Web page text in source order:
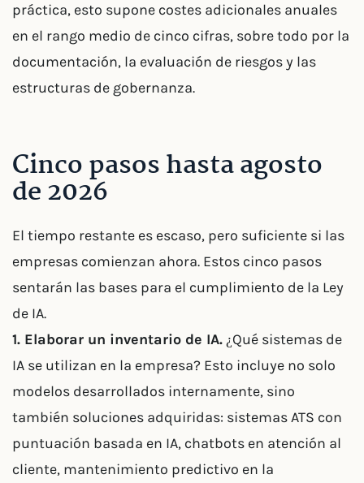
práctica, esto supone costes adicionales anuales
en el rango medio de cinco cifras, sobre todo por la
documentación, la evaluación de riesgos y las
estructuras de gobernanza.
Cinco pasos hasta agosto
de 2026
El tiempo restante es escaso, pero suficiente si las
empresas comienzan ahora. Estos cinco pasos
sentarán las bases para el cumplimiento de la Ley
de IA.
1. Elaborar un inventario de IA. ¿Qué sistemas de
IA se utilizan en la empresa? Esto incluye no solo
modelos desarrollados internamente, sino
también soluciones adquiridas: sistemas ATS con
puntuación basada en IA, chatbots en atención al
cliente, mantenimiento predictivo en la